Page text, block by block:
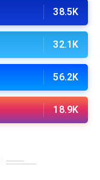
38.5K
32.1K
56.2K
18.9K